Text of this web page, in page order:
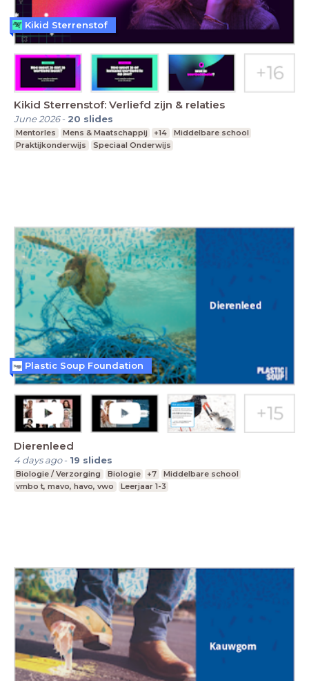
Kikid Sterrenstof: Verliefd zijn & relaties
June 2026- 20 slides
Mentorles Mens & Maatschappij +14
Middelbare school
Praktijkonderwijs
Speciaal Onderwijs
Kikid Sterrenstof
Dierenleed
4 days ago- 19 slides
Biologie / Verzorging Biologie +7
Middelbare school
vmbo t, mavo, havo, vwo
Leerjaar 1-3
Plastic Soup Foundation